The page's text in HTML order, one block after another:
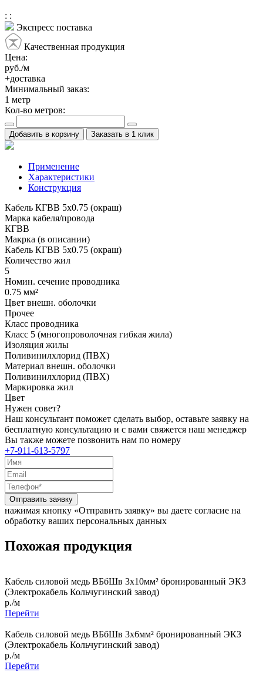
: :
Экспресс поставка
Качественная продукция
Цена:
руб./м
+доставка
Минимальный заказ:
1 метр
Кол-во метров:
Добавить в корзину Заказать в 1 клик
Применение
Характеристики
Конструкция
Кабель КГВВ 5х0.75 (окраш)
Марка кабеля/провода
КГВВ
Макрка (в описании)
Кабель КГВВ 5х0.75 (окраш)
Количество жил
5
Номин. сечение проводника
0.75 мм²
Цвет внешн. оболочки
Прочее
Класс проводника
Класс 5 (многопроволочная гибкая жила)
Изоляция жилы
Поливинилхлорид (ПВХ)
Материал внешн. оболочки
Поливинилхлорид (ПВХ)
Маркировка жил
Цвет
Нужен совет?
Наш консультант поможет сделать выбор, оставьте заявку на
бесплатную консультацию и с вами свяжется наш менеджер
Вы также можете позвонить нам по номеру
+7-911-613-5797
Отправить заявку
нажимая кнопку «Отправить заявку» вы даете согласие на
обработку ваших персональных данных
Похожая продукция
Кабель силовой медь ВБбШв 3x10мм² бронированный ЭКЗ
(Электрокабель Кольчугинский завод)
р./м
Перейти
Кабель силовой медь ВБбШв 3x6мм² бронированный ЭКЗ
(Электрокабель Кольчугинский завод)
р./м
Перейти